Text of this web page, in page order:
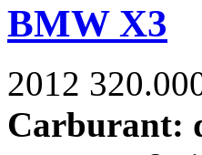
BMW X3
2012
Carburant: